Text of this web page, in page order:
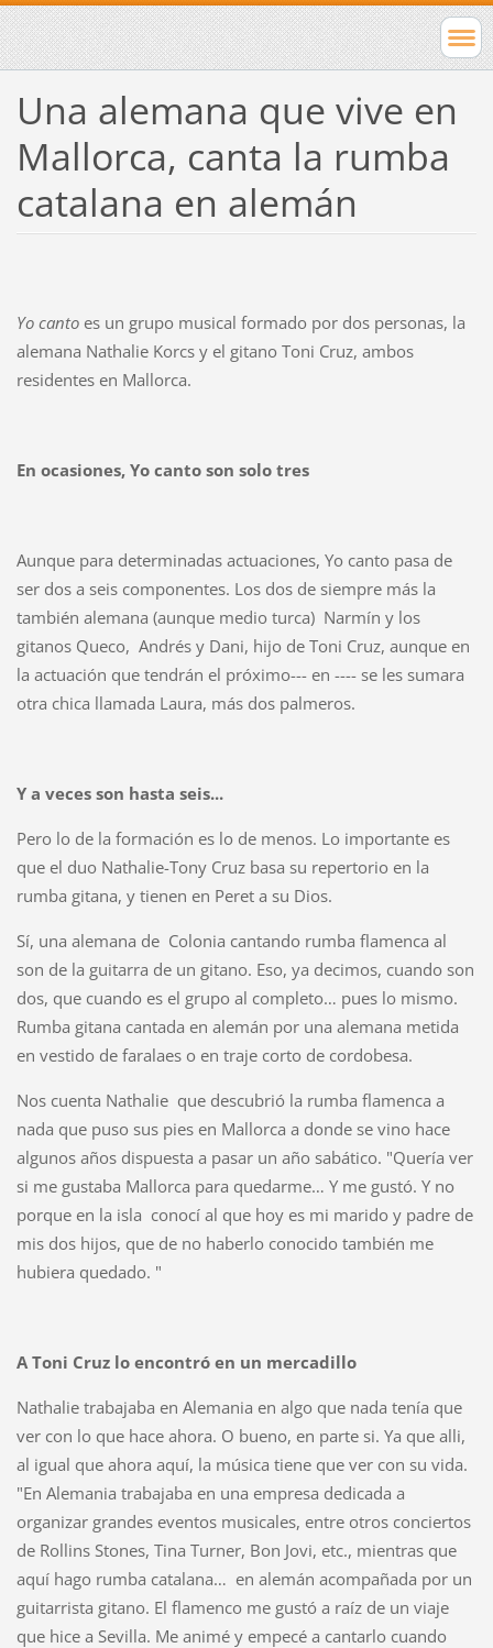
Una alemana que vive en
Mallorca, canta la rumba
catalana en alemán
Yo cantoes un grupo musical formado por dos personas, la
alemana Nathalie Korcs y el gitano Toni Cruz, ambos
residentes en Mallorca.
En ocasiones, Yo canto son solo tres
Aunque para determinadas actuaciones, Yo canto pasa de
ser dos a seis componentes. Los dos de siempre más la
también alemana (aunque medio turca) Narmín y los
gitanos Queco, Andrés y Dani, hijo de Toni Cruz, aunque en
la actuación que tendrán el próximo--- en ---- se les sumara
otra chica llamada Laura, más dos palmeros.
Y a veces son hasta seis...
Pero lo de la formación es lo de menos. Lo importante es
que el duo Nathalie-Tony Cruz basa su repertorio en la
rumba gitana, y tienen en Peret a su Dios.
Sí, una alemana de Colonia cantando rumba flamenca al
son de la guitarra de un gitano. Eso, ya decimos, cuando son
dos, que cuando es el grupo al completo… pues lo mismo.
Rumba gitana cantada en alemán por una alemana metida
en vestido de faralaes o en traje corto de cordobesa.
Nos cuenta Nathalie que descubrió la rumba flamenca a
nada que puso sus pies en Mallorca a donde se vino hace
algunos años dispuesta a pasar un año sabático. "Quería ver
si me gustaba Mallorca para quedarme… Y me gustó. Y no
porque en la isla conocí al que hoy es mi marido y padre de
mis dos hijos, que de no haberlo conocido también me
hubiera quedado. "
A Toni Cruz lo encontró en un mercadillo
Nathalie trabajaba en Alemania en algo que nada tenía que
ver con lo que hace ahora. O bueno, en parte si. Ya que alli,
al igual que ahora aquí, la música tiene que ver con su vida.
"En Alemania trabajaba en una empresa dedicada a
organizar grandes eventos musicales, entre otros conciertos
de Rollins Stones, Tina Turner, Bon Jovi, etc., mientras que
aquí hago rumba catalana… en alemán acompañada por un
guitarrista gitano. El flamenco me gustó a raíz de un viaje
que hice a Sevilla. Me animé y empecé a cantarlo cuando